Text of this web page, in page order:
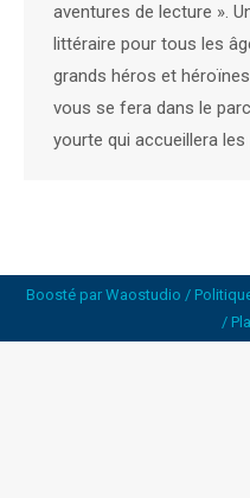
aventures de lecture ».
littéraire pour tous les
grands héros et
vous se fera dans le
yourte qui accueillera
Boosté par Waostudio /
/